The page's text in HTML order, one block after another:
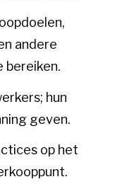
andere
bereiken.
hun
geven.
op het